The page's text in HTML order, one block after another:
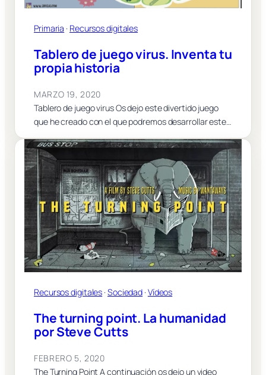
Primaria · Recursos digitales
Tablero de juego virus. Inventa tu
propia historia
MARZO 19, 2020
Tablero de juego virus Os dejo este divertido juego
que he creado con el que podremos desarrollar este…
Recursos digitales · Sociedad · Vídeos
The turning point. La humanidad
por Steve Cutts
FEBRERO 5, 2020
The Turning Point A continuación os dejo un video